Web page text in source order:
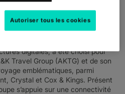
digitales, a été choisi pour
Travel Group (AKTG) et de son
emblématiques, parmi
Crystal et Cox & Kings. Présent
s’appuie sur une connectivité
Autoriser tous les cookies